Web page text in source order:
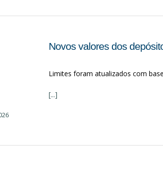
Novos valores dos
Limites foram atualizados com
[...]